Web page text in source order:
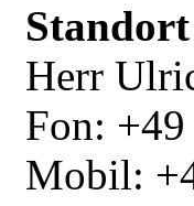
Herr
Fon:
Mobil: